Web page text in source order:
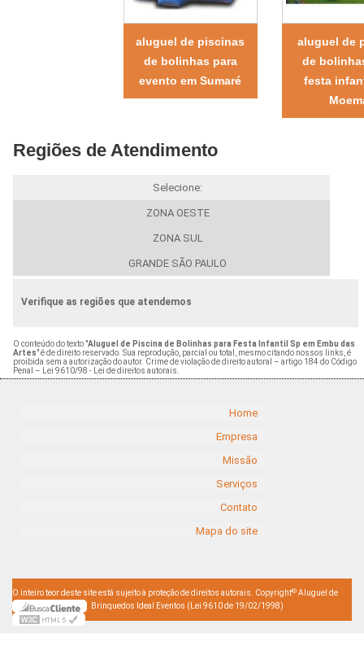
aluguel de piscinas
de bolinhas para
evento em Sumaré
aluguel de
de
festa
Regiões de Atendimento
Selecione:
ZONA OESTE
ZONA SUL
GRANDE SÃO PAULO
Verifique as regiões que atendemos
O conteúdo do texto "Aluguel de Piscina de Bolinhas para Festa Infantil Sp em Embu das
Artes" é de direito reservado. Sua reprodução, parcial ou total, mesmo citando nossos links, é
proibida sem a autorização do autor. Crime de violação de direito autoral – artigo 184 do Código
Penal –
Lei 9610/98 - Lei de direitos autorais
Home
Empresa
Missão
Serviços
Contato
Mapa do site
O inteiro teor deste site está sujeito à proteção de direitos autorais. Copyright© Aluguel de
Brinquedos Ideal Eventos (Lei 9610 de 19/02/1998)